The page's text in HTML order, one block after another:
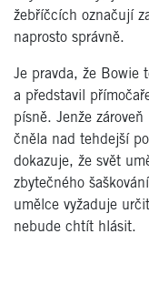
žebříčcích označují
naprosto správně.
Je pravda, že Bowie
a představil
písně. Jenže zároveň
čněla nad tehdejší
dokazuje, že svět
zbytečného
umělce vyžaduje
nebude chtít hlásit.